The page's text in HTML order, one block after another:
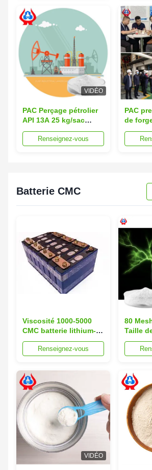
VIDÉO
PAC Perçage pétrolier
API 13A 25 kg/sac
Forgeage Traitement
du papier standard
Renseignez-vous
PAC
de
forage
Batterie CMC
Viscosité 1000-5000
CMC batterie lithium-
ion batterie
rechargeable idéale
médicaux portables et
l'alimentation
d'urgence
Renseignez-vous
80
Taille
Anode
Offrant
VIDÉO